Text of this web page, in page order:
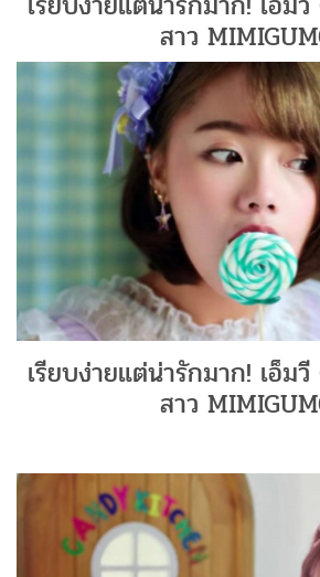
สาว
เรียบง่ายแต่น่ารักมาก! เอ็ม
สาว